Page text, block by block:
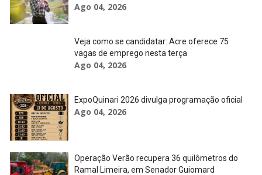
Ago 04, 2026
Veja como se candidatar: Acre oferece 75
vagas de emprego nesta terça
Ago 04, 2026
ExpoQuinari 2026 divulga programação oficial
Ago 04, 2026
Operação Verão recupera 36 quilômetros do
Ramal Limeira, em Senador Guiomard